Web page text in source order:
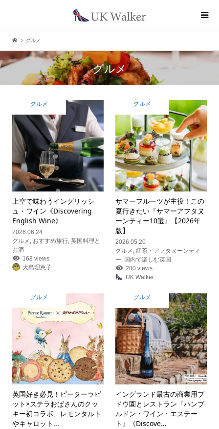
グルメ
グルメ
グルメ
上空で味わうイングリッシ
ュ・ワイン《Discovering
English Wine》
2026.06.24
グルメ
おすすめ旅行, 英国料理と
お酒
168 views
大島理恵子
グルメ
サマーフルーツが主役！この
夏行きたい『サマーアフタヌ
ーンティー10選』【2026年
版】
2026.05.20
グルメ ,紅茶・アフタヌーンティ
ー 国内で楽しむ英国
280 views
UK Walker
グルメ
英国好き必見！ピーターラビ
ット×ステラおばさんのクッ
キー初コラボ、レモンタルト
やキャロット...
グルメ
イングランド最古の商業用ブ
ドウ園とレストラン『ハンブ
ルドン・ワイン・エステー
ト』《Discove...